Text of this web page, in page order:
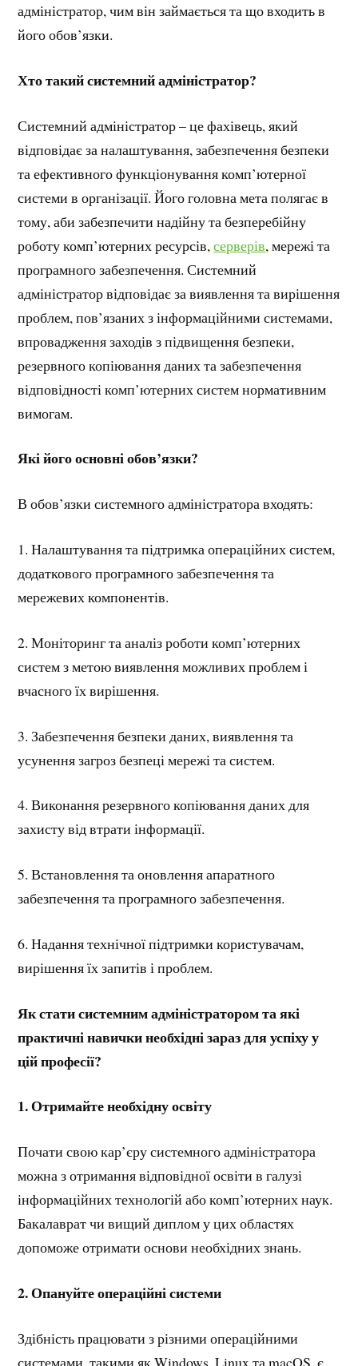
адміністратор, чим він займається та що входить в
його обов’язки.
Хто такий системний адміністратор?
Системний адміністратор – це фахівець, який
відповідає за налаштування, забезпечення безпеки
та ефективного функціонування комп’ютерної
системи в організації. Його головна мета полягає в
тому, аби забезпечити надійну та безперебійну
роботу комп’ютерних ресурсів,серверів, мережі та
програмного забезпечення. Системний
адміністратор відповідає за виявлення та вирішення
проблем, пов’язаних з інформаційними системами,
впровадження заходів з підвищення безпеки,
резервного копіювання даних та забезпечення
відповідності комп’ютерних систем нормативним
вимогам.
Які його основні обов’язки?
В обов’язки системного адміністратора входять:
1. Налаштування та підтримка операційних систем,
додаткового програмного забезпечення та
мережевих компонентів.
2. Моніторинг та аналіз роботи комп’ютерних
систем з метою виявлення можливих проблем і
вчасного їх вирішення.
3. Забезпечення безпеки даних, виявлення та
усунення загроз безпеці мережі та систем.
4. Виконання резервного копіювання даних для
захисту від втрати інформації.
5. Встановлення та оновлення апаратного
забезпечення та програмного забезпечення.
6. Надання технічної підтримки користувачам,
вирішення їх запитів і проблем.
Як стати системним адміністратором та які
практичні навички необхідні зараз для успіху у
цій професії?
1.Отримайте необхідну освіту
Почати свою кар’єру системного адміністратора
можна з отримання відповідної освіти в галузі
інформаційних технологій або комп’ютерних наук.
Бакалаврат чи вищий диплом у цих областях
допоможе отримати основи необхідних знань.
2.Опануйте операційні системи
Здібність працювати з різними операційними
системами, такими як Windows, Linux та macOS, є